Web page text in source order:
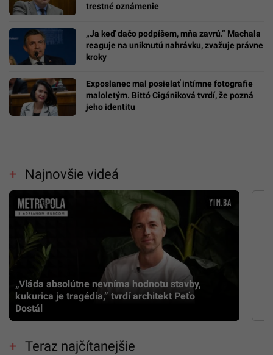
trestné oznámenie
„Ja keď dačo podpíšem, mňa zavrú.“ Machala
reaguje na uniknutú nahrávku, zvažuje právne
kroky
Exposlanec mal posielať intímne fotografie
maloletým. Bittó Cigániková tvrdí, že pozná
jeho identitu
Najnovšie videá
„Vláda absolútne nevníma hodnotu stavby,
kukurica je tragédia,” tvrdí architekt Peťo
Dostál
Teraz najčítanejšie